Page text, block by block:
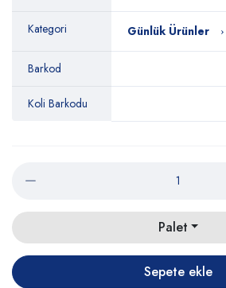
Kategori Günlük Ürünler
Barkod
Koli Barkodu
Palet
Sepete ekle